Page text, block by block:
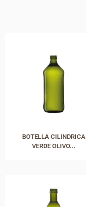
BOTELLA CILINDRICA
VERDE OLIVO...